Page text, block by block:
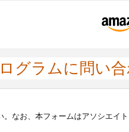
グラムに問い
。なお、本フォームはアソシエイ